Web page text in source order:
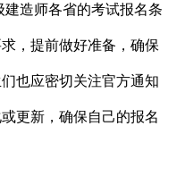
造师各省的考试报名条
，提前做好准备，确保
也应密切关注官方通知
更新，确保自己的报名